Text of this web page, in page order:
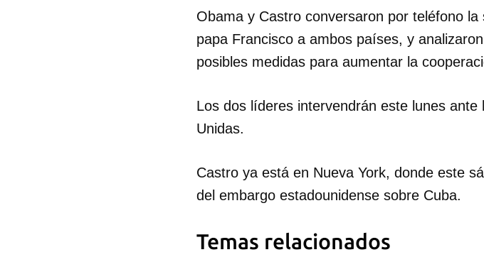
cuenta de 14ymedio.
Obama y Castro conversaron por teléfono
papa Francisco a ambos países, y
posibles medidas para aumentar la
Los dos líderes intervendrán este lunes
Unidas.
Castro ya está en Nueva York, donde este
del embargo estadounidense sobre Cuba.
Temas relacionados